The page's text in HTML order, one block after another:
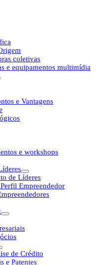
coletivas
e equipamentos multimídia
e Vantagens
e workshops
de Líderes
Empreendedor
de Crédito
e Patentes